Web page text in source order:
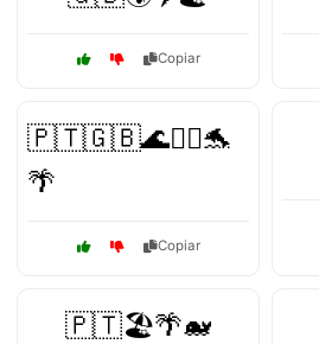
Copiar
🇵🇹🇬🇧🌊🏄‍♀️🐬
🌴
Copiar
🇵🇹🏖️🌴🐋